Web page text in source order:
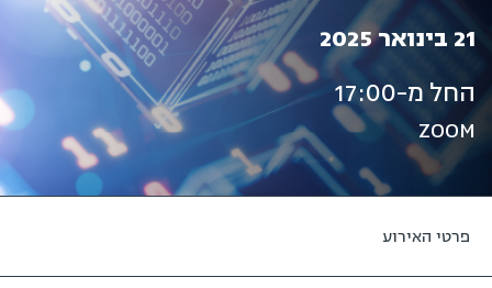
21 בינואר 2025
החל מ-17:00
ZOOM
פרטי האירוע